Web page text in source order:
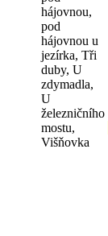
hájovnou,
pod
hájovnou u
jezírka, Tři
duby, U
zdymadla,
U
železničního
mostu,
Višňovka